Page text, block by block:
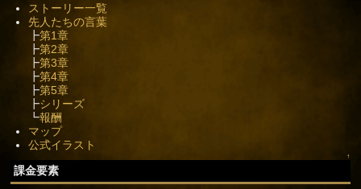
ストーリー一覧
先人たちの言葉
┣第1章
┣第2章
┣第3章
┣第4章
┣第5章
┣シリーズ
┗報酬
マップ
公式イラスト
↑
課金要素